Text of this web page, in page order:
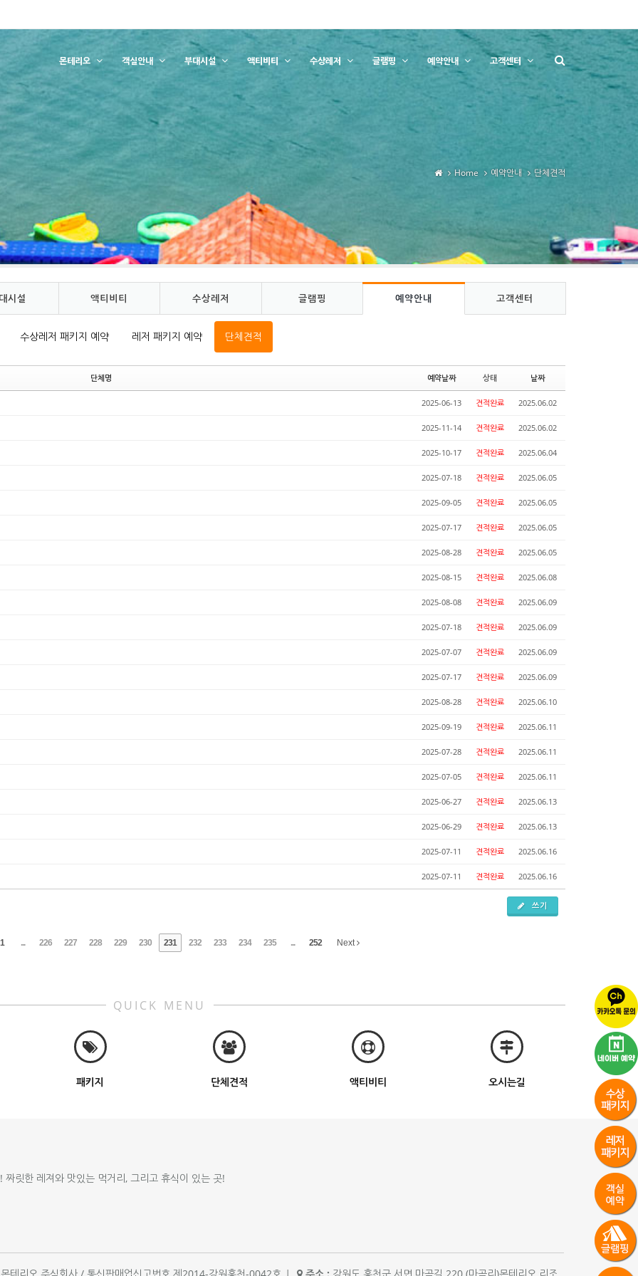
몬테리오 객실안내 부대시설 액티비티 수상레저 글램핑 예약안내 고객센터
Home 예약안내 단체견적
시설 액티비티 수상레저 글램핑 예약안내 고객센터
수상레저 패키지 예약 레저 패키지 예약 단체견적
단체명 예약날짜 상태 날짜
2025-06-13 견적완료 2025.06.02
2025-11-14 견적완료 2025.06.02
2025-10-17 견적완료 2025.06.04
2025-07-18 견적완료 2025.06.05
2025-09-05 견적완료 2025.06.05
2025-07-17 견적완료 2025.06.05
2025-08-28 견적완료 2025.06.05
2025-08-15 견적완료 2025.06.08
2025-08-08 견적완료 2025.06.09
2025-07-18 견적완료 2025.06.09
2025-07-07 견적완료 2025.06.09
2025-07-17 견적완료 2025.06.09
2025-08-28 견적완료 2025.06.10
2025-09-19 견적완료 2025.06.11
2025-07-28 견적완료 2025.06.11
2025-07-05 견적완료 2025.06.11
2025-06-27 견적완료 2025.06.13
2025-06-29 견적완료 2025.06.13
2025-07-11 견적완료 2025.06.16
2025-07-11 견적완료 2025.06.16
쓰기
1 ... 226 227 228 229 230 231 232 233 234 235 ... 252 Next
QUICK MENU
패키지 단체견적 액티비티 오시는길
릿한 레져와 맛있는 먹거리, 그리고 휴식이 있는 곳!